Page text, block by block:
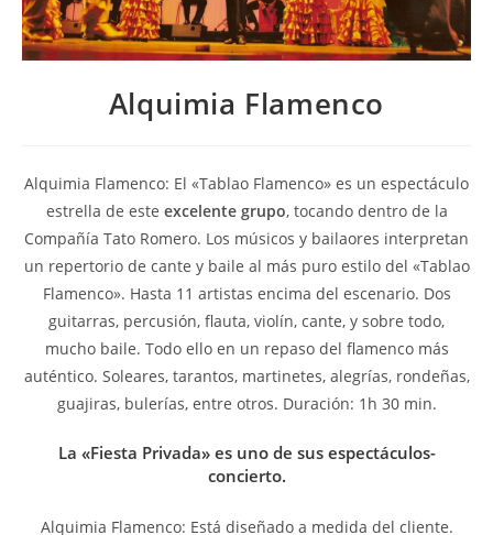
Alquimia Flamenco
Alquimia Flamenco: El «Tablao Flamenco» es un espectáculo
estrella de este excelente grupo, tocando dentro de la
Compañía Tato Romero. Los músicos y bailaores interpretan
un repertorio de cante y baile al más puro estilo del «Tablao
Flamenco». Hasta 11 artistas encima del escenario. Dos
guitarras, percusión, flauta, violín, cante, y sobre todo,
mucho baile. Todo ello en un repaso del flamenco más
auténtico. Soleares, tarantos, martinetes, alegrías, rondeñas,
guajiras, bulerías, entre otros. Duración: 1h 30 min.
La «Fiesta Privada» es uno de sus espectáculos-
concierto.
Alquimia Flamenco: Está diseñado a medida del cliente.